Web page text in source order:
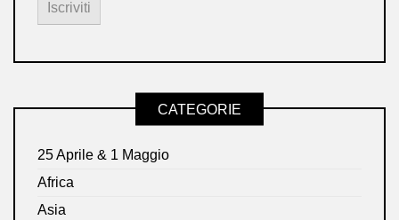
CATEGORIE
25 Aprile & 1 Maggio
Africa
Asia